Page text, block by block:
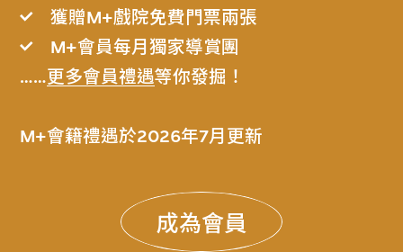
獲贈M+戲院免費門票兩張
M+會員每月獨家導賞團
……更多會員禮遇等你發掘！
M+會籍禮遇於2026年7月更新
成為會員